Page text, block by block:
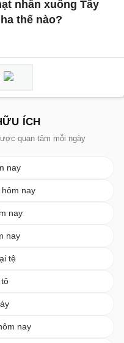
nhân xuống Tây
thế nào?
ÍCH
quan tâm mỗi ngày
nay
nay
nay
nay
tệ
nay